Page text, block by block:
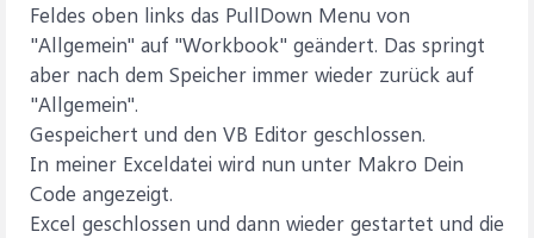
Feldes oben links das PullDown Menu von
"Allgemein" auf "Workbook" geändert. Das springt
aber nach dem Speicher immer wieder zurück auf
"Allgemein".
Gespeichert und den VB Editor geschlossen.
In meiner Exceldatei wird nun unter Makro Dein
Code angezeigt.
Excel geschlossen und dann wieder gestartet und die